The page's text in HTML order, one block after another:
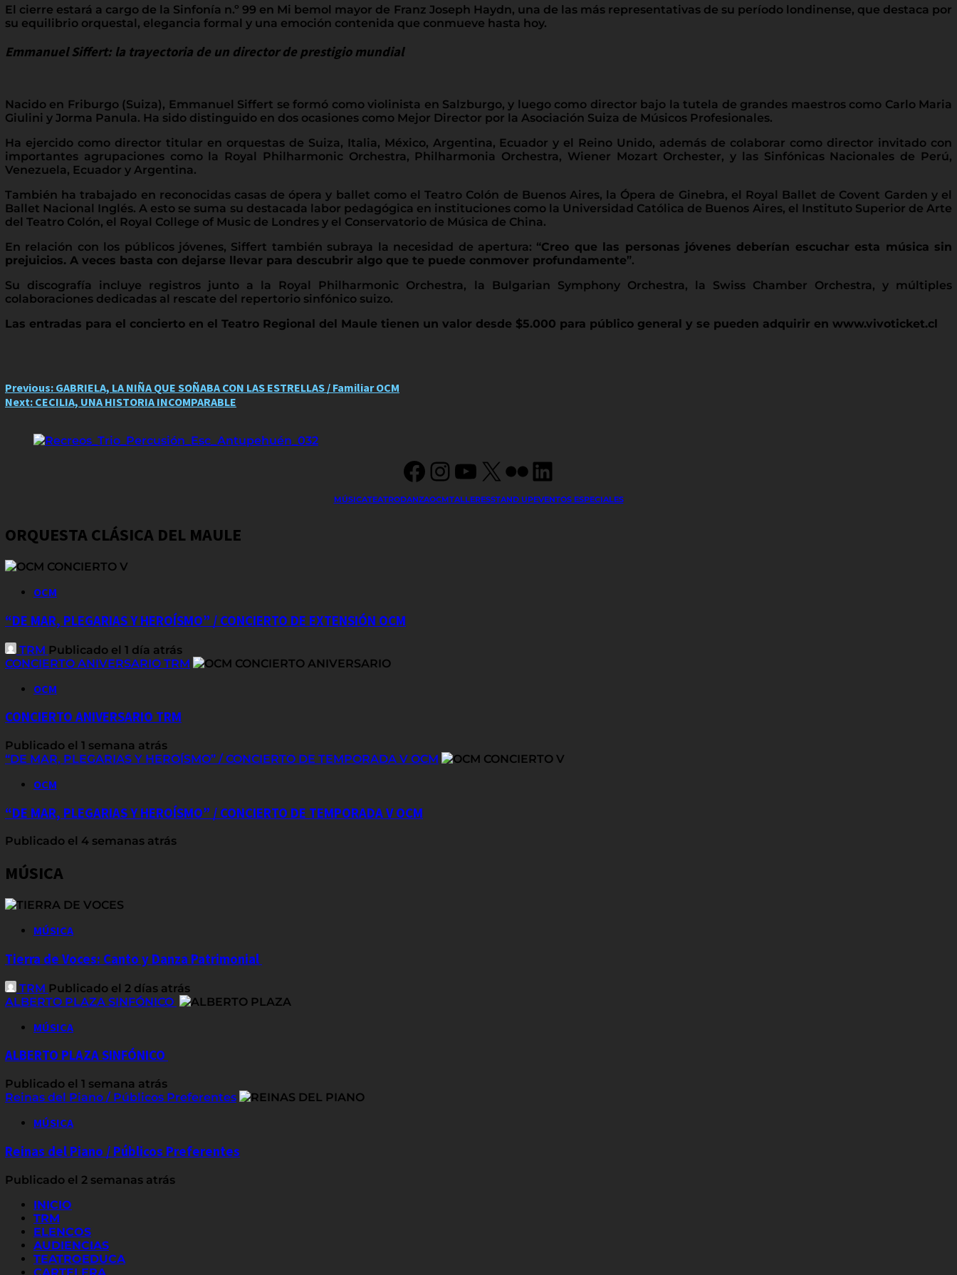
El cierre estará a cargo de la Sinfonía n.º 99 en Mi bemol mayor de Franz Joseph Haydn, una de las más representativas de su período londinense, que destaca por
su equilibrio orquestal, elegancia formal y una emoción contenida que conmueve hasta hoy.
Emmanuel Siffert: la trayectoria de un director de prestigio mundial
Nacido en Friburgo (Suiza), Emmanuel Siffert se formó como violinista en Salzburgo, y luego como director bajo la tutela de grandes maestros como Carlo Maria
Giulini y Jorma Panula. Ha sido distinguido en dos ocasiones como Mejor Director por la Asociación Suiza de Músicos Profesionales.
Ha ejercido como director titular en orquestas de Suiza, Italia, México, Argentina, Ecuador y el Reino Unido, además de colaborar como director invitado con
importantes agrupaciones como la Royal Philharmonic Orchestra, Philharmonia Orchestra, Wiener Mozart Orchester, y las Sinfónicas Nacionales de Perú,
Venezuela, Ecuador y Argentina.
También ha trabajado en reconocidas casas de ópera y ballet como el Teatro Colón de Buenos Aires, la Ópera de Ginebra, el Royal Ballet de Covent Garden y el
Ballet Nacional Inglés. A esto se suma su destacada labor pedagógica en instituciones como la Universidad Católica de Buenos Aires, el Instituto Superior de Arte
del Teatro Colón, el Royal College of Music de Londres y el Conservatorio de Música de China.
En relación con los públicos jóvenes, Siffert también subraya la necesidad de apertura: “Creo que las personas jóvenes deberían escuchar esta música sin
prejuicios. A veces basta con dejarse llevar para descubrir algo que te puede conmover profundamente”.
Su discografía incluye registros junto a la Royal Philharmonic Orchestra, la Bulgarian Symphony Orchestra, la Swiss Chamber Orchestra, y múltiples
colaboraciones dedicadas al rescate del repertorio sinfónico suizo.
Las entradas para el concierto en el Teatro Regional del Maule tienen un valor desde $5.000 para público general y se pueden adquirir en www.vivoticket.cl
Post
navigation
Previous: GABRIELA, LA NIÑA QUE SOÑABA CON LAS ESTRELLAS / Familiar OCM
Next: CECILIA, UNA HISTORIA INCOMPARABLE
Facebook
Instagram
YouTube
X FlickrLinkedIn
MÚSICATEATRODANZAOCMTALLERESSTAND UPEVENTOS ESPECIALES
ORQUESTA CLÁSICA DEL MAULE
OCM
“DE MAR, PLEGARIAS Y HEROÍSMO” / CONCIERTO DE EXTENSIÓN OCM
TRM Publicado el 1 día atrás
CONCIERTO ANIVERSARIO TRM
OCM
CONCIERTO ANIVERSARIO TRM
Publicado el 1 semana atrás
“DE MAR, PLEGARIAS Y HEROÍSMO” / CONCIERTO DE TEMPORADA V OCM
OCM
“DE MAR, PLEGARIAS Y HEROÍSMO” / CONCIERTO DE TEMPORADA V OCM
Publicado el 4 semanas atrás
MÚSICA
MÚSICA
Tierra de Voces: Canto y Danza Patrimonial
TRM Publicado el 2 días atrás
ALBERTO PLAZA SINFÓNICO
MÚSICA
ALBERTO PLAZA SINFÓNICO
Publicado el 1 semana atrás
Reinas del Piano / Públicos Preferentes
MÚSICA
Reinas del Piano / Públicos Preferentes
Publicado el 2 semanas atrás
INICIO
TRM
ELENCOS
AUDIENCIAS
TEATROEDUCA
CARTELERA